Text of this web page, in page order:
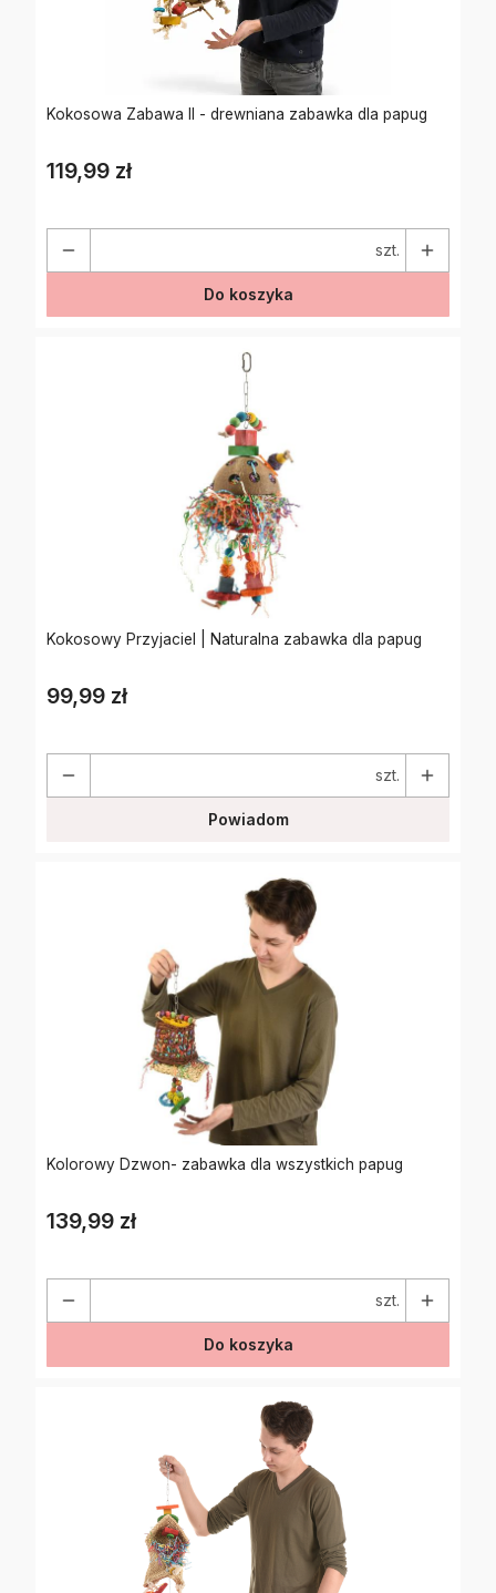
Kokosowa Zabawa II - drewniana zabawka dla papug
Cena
119,99 zł
szt.
Do koszyka
Kokosowy Przyjaciel | Naturalna zabawka dla papug
Cena
99,99 zł
szt.
Powiadom
Kolorowy Dzwon- zabawka dla wszystkich papug
Cena
139,99 zł
szt.
Do koszyka